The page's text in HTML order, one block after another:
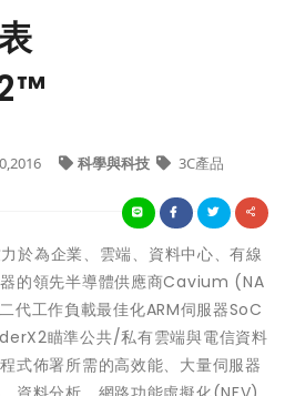
科學與科技 3C產品
於為企業、雲端、資料中心、有線
的領先半導體供應商Cavium (NA
代工作負載最佳化ARM伺服器SoC
瞄準公共/私有雲端與電信資料
式佈署所需的高效能、大量伺服器